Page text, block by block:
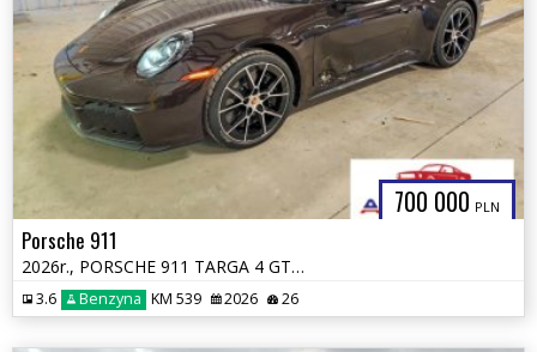
700 000 PLN
Porsche 911
2026r., PORSCHE 911 TARGA 4 GTS, 3.6L, od ubezpieczalni
3.6 Benzyna KM 539 2026 26